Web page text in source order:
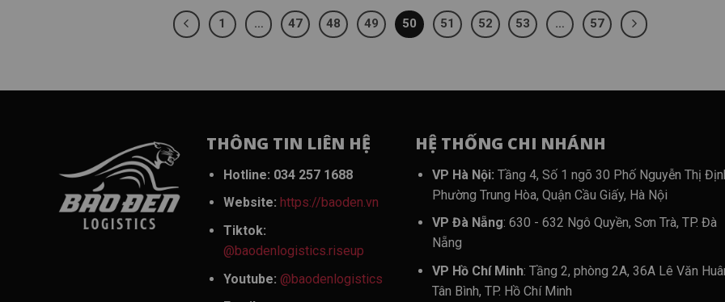
1 … 47 48 49 50 51 52 53 … 57
THÔNG TIN LIÊN HỆ
Hotline: 034 257 1688
Website: https://baoden.vn
Tiktok:
@baodenlogistics.riseup
Youtube: @baodenlogistics
HỆ THỐNG CHI NHÁNH
VP Hà Nội: Tầng 4, Số 1 ngõ 30 Phố Nguyễn Thị
Phường Trung Hòa, Quận Cầu Giấy, Hà Nội
VP Đà Nẵng: 630 - 632 Ngô Quyền, Sơn Trà, TP. Đà
Nẵng
VP Hồ Chí Minh: Tầng 2, phòng 2A, 36A Lê Văn
Tân Bình, TP. Hồ Chí Minh